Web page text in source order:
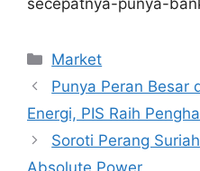
secepatnya-punya-
Kategori
Market
Punya Peran Besar
Energi, PIS Raih
Soroti Perang